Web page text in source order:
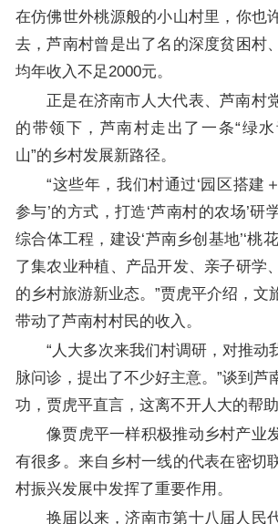
在仿佛世外桃源般的小山村里，你也
去，芦南村曾是出了名的深度贫困村
均年收入不足2000元。
正是在济南市人大代表、芦南村
的带领下，芦南村走出了一条“绿
山”的乡村发展新路径。
“这些年，我们村通过‘园区搭建
参与’的方式，打造‘芦南村的农场’研
综合体工程，建设‘芦南乡创基地’‘桃
了集农业种植、产品开发、亲子研学
的乡村旅游新业态。”贾虎平介绍，文
带动了芦南村村民的收入。
“人大多次来我们村调研，对推动
脉问诊，提出了不少好主意。”谈到芦
功，贾虎平直言，这离不开人大的帮助
像贾虎平一样积极推动乡村产业
有很多。来自乡村一线的代表在密切
村振兴发展中发挥了重要作用。
换届以来，济南市第十八届人民